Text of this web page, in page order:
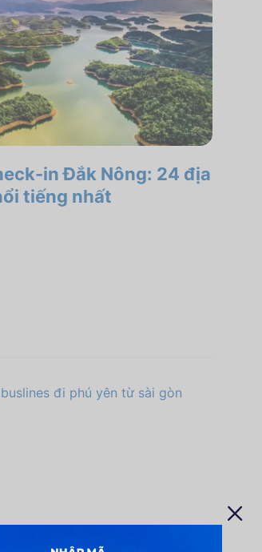
in Đắk Nông: 24 địa
tiếng nhất